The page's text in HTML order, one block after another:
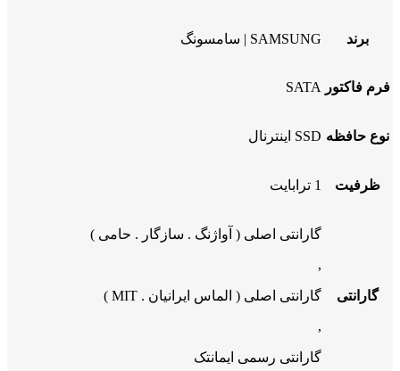
برند SAMSUNG | سامسونگ
فرم فاکتور SATA
نوع حافظه SSD اینترنال
ظرفیت 1 ترابایت
گارانتی
گارانتی اصلی ( آواژنگ . سازگار . حامی )
,
گارانتی اصلی ( الماس ایرانیان . MIT )
,
گارانتی رسمی ایمانتک